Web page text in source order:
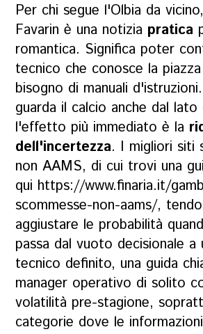
Per chi segue l'Olbia da
Favarin è una notizia pratica
romantica. Significa poter
tecnico che conosce la
bisogno di manuali
guarda il calcio anche dal
l'effetto più immediato è la
dell'incertezza. I migliori siti
non AAMS, di cui trovi una
qui https://www.finaria.it/
scommesse-non-aams/,
aggiustare le probabilità
passa dal vuoto decisionale a
tecnico definito, una guida
manager operativo di solito
volatilità pre-stagione,
categorie dove le